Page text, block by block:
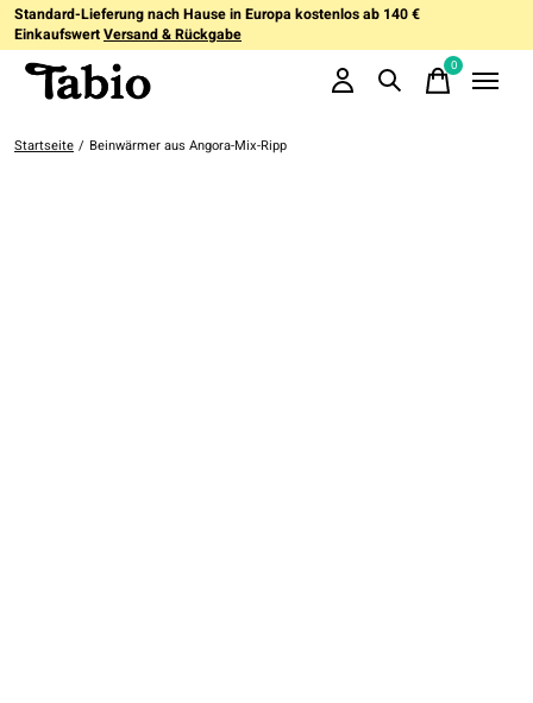
Standard-Lieferung nach Hause in Europa kostenlos ab 140 €
EinkaufswertVersand & Rückgabe
0items
Startseite / Beinwärmer aus Angora-Mix-Ripp